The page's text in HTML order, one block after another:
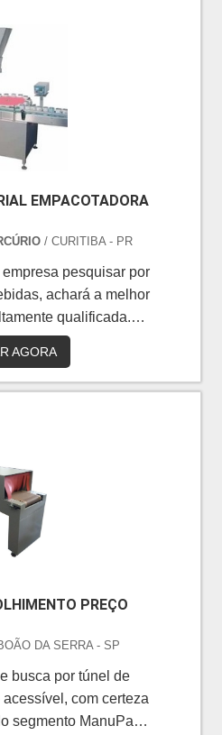
EMPACOTADORA
/ CURITIBA - PR
pesquisar por
achará a melhor
qualificada.
por meio do
da América Latina, o
a líder em
utilizada em
os processos
da finalização...
AGORA
PREÇO
DA SERRA - SP
busca por túnel de
com certeza
segmento ManuPack.